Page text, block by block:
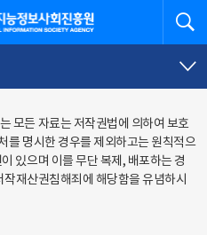
진흥원
모든 자료는 저작권법에 의하여 보호
를 명시한 경우를 제외하고는 원칙적으
있으며 이를 무단 복제, 배포하는 경
재산권침해죄에 해당함을 유념하시